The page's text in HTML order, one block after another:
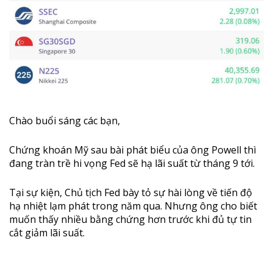
Chào buổi sáng các bạn,
Chứng khoán Mỹ sau bài phát biểu của ông Powell thì
đang tràn trề hi vọng Fed sẽ hạ lãi suất từ tháng 9 tới.
Tại sự kiện, Chủ tịch Fed bày tỏ sự hài lòng về tiến độ
hạ nhiệt lạm phát trong năm qua. Nhưng ông cho biết
muốn thấy nhiều bằng chứng hơn trước khi đủ tự tin
cắt giảm lãi suất.